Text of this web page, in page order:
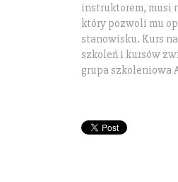
instruktorem, musi
który pozwoli mu
stanowisku. Kurs
szkoleń i kursów
grupa szkoleniowa